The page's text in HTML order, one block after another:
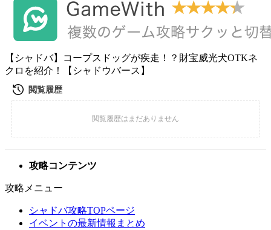
【シャドバ】コープスドッグが疾走！？財宝威光犬OTKネ
クロを紹介！【シャドウバース】
攻略コンテンツ
攻略メニュー
シャドバ攻略TOPページ
イベントの最新情報まとめ